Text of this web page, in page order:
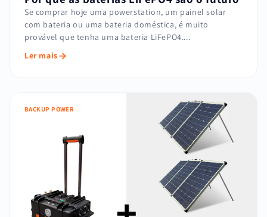
Se comprar hoje uma powerstation, um painel solar
com bateria ou uma bateria doméstica, é muito
provável que tenha uma bateria LiFePO4....
Ler mais
BACKUP POWER